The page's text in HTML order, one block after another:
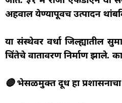
अहवाल येण्यापूर्वीच उत्पादन
या संस्थेवर वर्धा जिल्ह्यातील
चिंतेचे वातावरण निर्माण झाले.
🔴 भेसळमुक्त दूध हा प्रशासनाचा